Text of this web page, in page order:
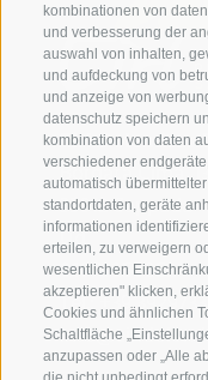
kombinationen von
und verbesserung der
auswahl von inhalten,
und aufdeckung von
und anzeige von
datenschutz speichern
kombination von daten
verschiedener
automatisch
standortdaten, geräte
informationen
erteilen, zu verweigern
wesentlichen
akzeptieren" klicken,
Cookies und ähnlichen
Schaltfläche
anzupassen oder „Alle
Eirl Dolomites
Borgata Cima,
33012 Sappada
Ud
01079250252
Tel.:+39